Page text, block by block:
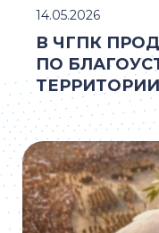
В ЧГПК
ПО
ТЕРРИТОРИИ
14.05.2026